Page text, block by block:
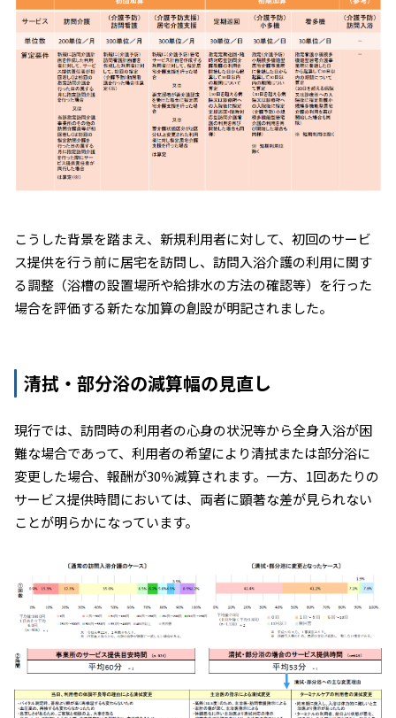
こうした背景を踏まえ、新規利用者に対して、初回のサービ
ス提供を行う前に居宅を訪問し、訪問入浴介護の利用に関す
る調整（浴槽の設置場所や給排水の方法の確認等）を行った
場合を評価する新たな加算の創設が明記されました。
清拭・部分浴の減算幅の見直し
現行では、訪問時の利用者の心身の状況等から全身入浴が困
難な場合であって、利用者の希望により清拭または部分浴に
変更した場合、報酬が30％減算されます。一方、1回あたりの
サービス提供時間においては、両者に顕著な差が見られない
ことが明らかになっています。